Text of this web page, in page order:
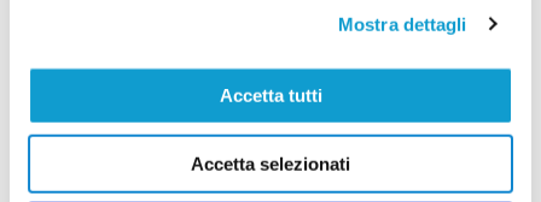
Mostra dettagli
Accetta tutti
Accetta selezionati
marchigiano di Promozione mi ha ...leggi
URBANIA. Torna anche Luca Fraternali
L'Urbania continua a puntare sui grandi ritorni e
offensivo. Dopo le recenti esperienze tra
Promozione e Prima Categoria,...leggi